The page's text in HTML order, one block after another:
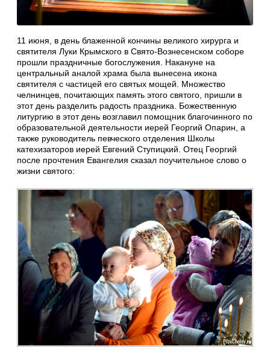
11 июня, в день блаженной кончины великого хирурга и
святителя Луки Крымского в Свято-Вознесенском соборе
прошли праздничные богослужения. Накануне на
центральный аналой храма была вынесена икона
святителя с частицей его святых мощей. Множество
челнинцев, почитающих память этого святого, пришли в
этот день разделить радость праздника. Божественную
литургию в этот день возглавил помощник благочинного по
образовательной деятельности иерей Георгий Опарин, а
также руководитель певческого отделения Школы
катехизаторов иерей Евгений Ступицкий. Отец Георгий
после прочтения Евангелия сказал поучительное слово о
жизни святого: